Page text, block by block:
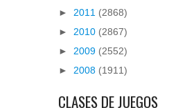
► 2011 (2868)
► 2010 (2867)
► 2009 (2552)
► 2008 (1911)
CLASES DE JUEGOS